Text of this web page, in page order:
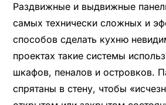
Раздвижные и выдвижные
самых технически сложных и
способов сделать кухню
проектах такие системы
шкафов, пеналов и островков.
спрятаны в стену, чтобы